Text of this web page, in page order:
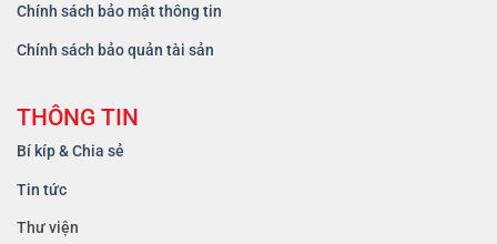
Chính sách bảo mật thông tin
Chính sách bảo quản tài sản
THÔNG TIN
Bí kíp & Chia sẻ
Tin tức
Thư viện